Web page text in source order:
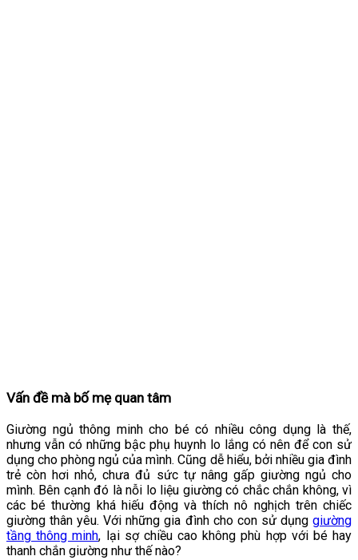
Vấn đề mà bố mẹ quan tâm
Giường ngủ thông minh cho bé có nhiều công dụng là thế,
nhưng vẫn có những bậc phụ huynh lo lắng có nên để con sử
dụng cho phòng ngủ của mình. Cũng dễ hiểu, bởi nhiều gia đình
trẻ còn hơi nhỏ, chưa đủ sức tự nâng gấp giường ngủ cho
mình. Bên cạnh đó là nỗi lo liệu giường có chắc chắn không, vì
các bé thường khá hiếu động và thích nô nghịch trên chiếc
giường thân yêu. Với những gia đình cho con sử dụng giường
tầng thông minh, lại sợ chiều cao không phù hợp với bé hay
thanh chắn giường như thế nào?